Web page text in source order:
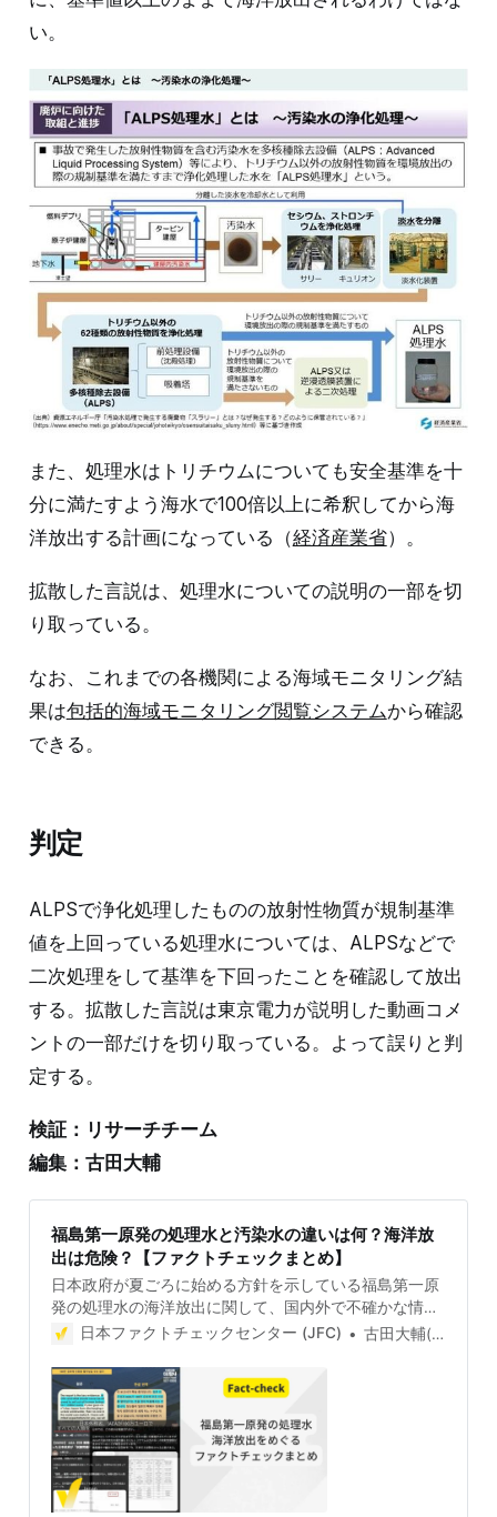
い。
また、処理水はトリチウムについても安全基準を十
分に満たすよう海水で100倍以上に希釈してから海
洋放出する計画になっている（経済産業省）。
拡散した言説は、処理水についての説明の一部を切
り取っている。
なお、これまでの各機関による海域モニタリング結
果は包括的海域モニタリング閲覧システムから確認
できる。
判定
ALPSで浄化処理したものの放射性物質が規制基準
値を上回っている処理水については、ALPSなどで
二次処理をして基準を下回ったことを確認して放出
する。拡散した言説は東京電力が説明した動画コメ
ントの一部だけを切り取っている。よって誤りと判
定する。
検証：リサーチチーム
編集：古田大輔
福島第一原発の処理水と汚染水の違いは何？海洋放
出は危険？【ファクトチェックまとめ】
日本政府が夏ごろに始める方針を示している福島第一原
発の処理水の海洋放出に関して、国内外で不確かな情報
が拡散しています。処理水とは何か。環境への影響は。
誤情報の検証を更新していきます（最終更新2023年12
月13日）。 参照資料は、各省庁や東京電力から、また、
2023年7月4日に公開された国際原子力機関（IAEA）の
「福島第一原子力発電所ALPS処理水の安全審査に関す
る包括的報告書（以下、IAEA報告書）」などです。 処
理水か汚染水か 2011年3月11日の東日本大震災による津
波で、福島第一原発ではウラン燃料を冷やすことができ
日本ファクトチェックセンター (JFC) 古田大輔(Daisuke Furuta)